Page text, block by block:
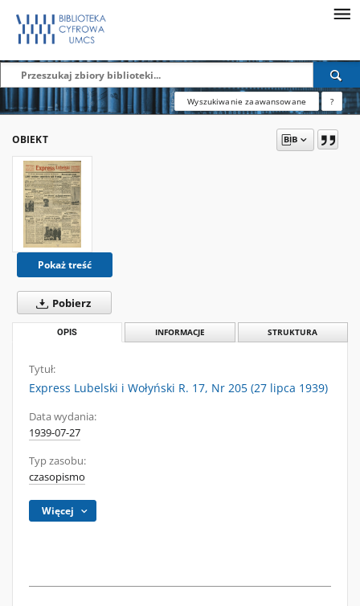
Wyszukiwanie zaawansowane ?
OBIEKT
Pokaż treść
Pobierz
OPIS INFORMACJE STRUKTURA
Tytuł:
Express Lubelski i Wołyński R. 17, Nr 205 (27 lipca 1939)
Data wydania:
1939-07-27
Typ zasobu:
czasopismo
Więcej